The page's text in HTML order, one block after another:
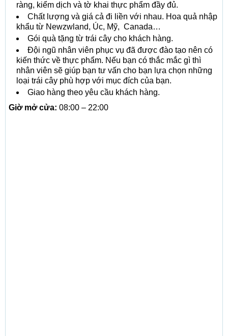
ràng, kiểm dịch và tờ khai thực phẩm đầy đủ.
Chất lượng và giá cả đi liền với nhau. Hoa quả nhập
khẩu từ Newzwland, Úc, Mỹ, Canada…
Gói quà tặng từ trái cây cho khách hàng.
Đội ngũ nhân viên phục vụ đã được đào tạo nên có
kiến thức về thực phẩm. Nếu bạn có thắc mắc gì thì
nhân viên sẽ giúp bạn tư vấn cho bạn lựa chọn những
loại trái cây phù hợp với mục đích của bạn.
Giao hàng theo yêu cầu khách hàng.
Giờ mở cửa: 08:00 – 22:00